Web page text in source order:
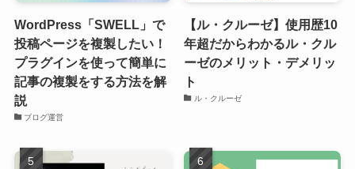
WordPress「SWELL」で
投稿ページを複製したい！
プラグインを使って簡単に
記事の複製をする方法を解
説
ブログ運営
【ル・クルーゼ】使用歴10
年超だからわかるル・クル
ーゼのメリット・デメリッ
ト
ル・クルーゼ